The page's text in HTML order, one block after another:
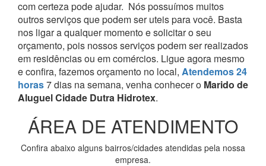
com certeza pode ajudar. Nós possuímos muitos
outros serviços que podem ser uteis para você. Basta
nos ligar a qualquer momento e solicitar o seu
orçamento, pois nossos serviços podem ser realizados
em residências ou em comércios. Ligue agora mesmo
e confira, fazemos orçamento no local, Atendemos 24
horas7 dias na semana, venha conhecer o Marido de
Aluguel Cidade Dutra Hidrotex.
ÁREA DE ATENDIMENTO
Confira abaixo alguns bairros/cidades atendidas pela nossa
empresa.